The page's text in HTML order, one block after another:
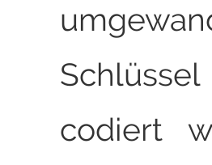
codiert